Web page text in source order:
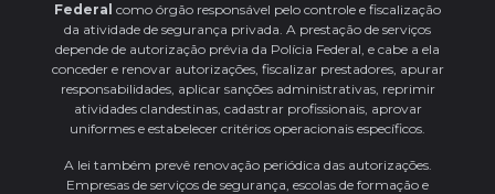
Federal como órgão responsável pelo controle e fiscalização
da atividade de segurança privada. A prestação de serviços
depende de autorização prévia da Polícia Federal, e cabe a ela
conceder e renovar autorizações, fiscalizar prestadores, apurar
responsabilidades, aplicar sanções administrativas, reprimir
atividades clandestinas, cadastrar profissionais, aprovar
uniformes e estabelecer critérios operacionais específicos.
A lei também prevê renovação periódica das autorizações.
Empresas de serviços de segurança, escolas de formação e